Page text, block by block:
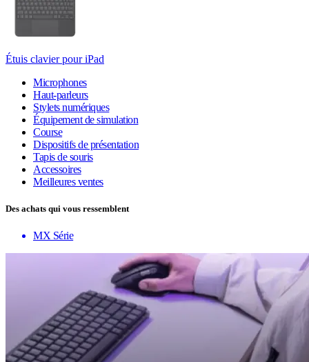
Étuis clavier pour iPad
Microphones
Haut-parleurs
Stylets numériques
Équipement de simulation
Course
Dispositifs de présentation
Tapis de souris
Accessoires
Meilleures ventes
Des achats qui vous ressemblent
MX Série